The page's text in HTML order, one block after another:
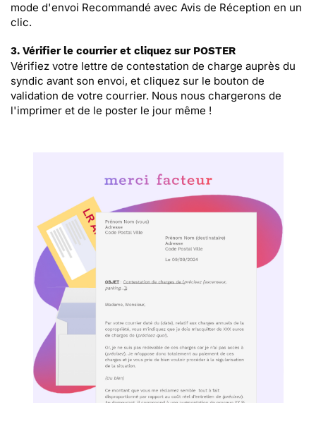
mode d'envoi Recommandé avec Avis de Réception en un
clic.
3. Vérifier le courrier et cliquez sur POSTER
Vérifiez votre lettre de contestation de charge auprès du
syndic avant son envoi, et cliquez sur le bouton de
validation de votre courrier. Nous nous chargerons de
l'imprimer et de le poster le jour même !